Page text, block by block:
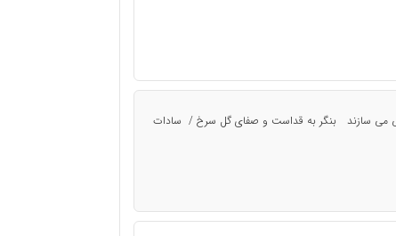
می سازند بنگر به قداست و صفای گل سرخ / سادات